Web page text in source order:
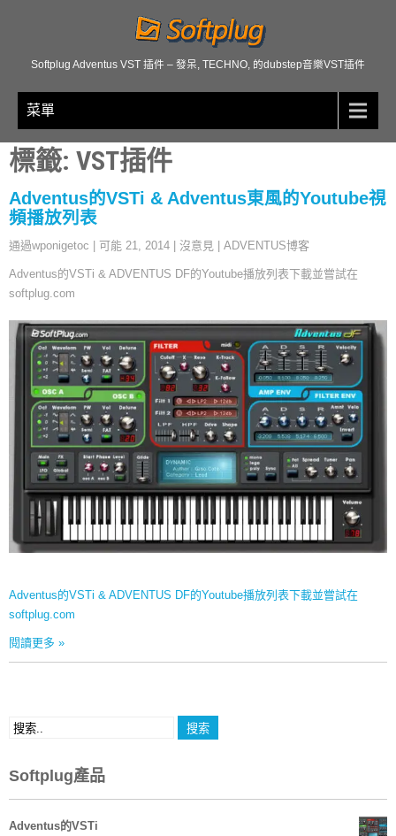
Softplug Adventus VST 插件 – 發呆, TECHNO, 的dubstep音樂VST插件
菜單
標籤: VST插件
Adventus的VSTi & Adventus東風的Youtube視
頻播放列表
通過wponigetoc 可能 21, 2014 沒意見 ADVENTUS博客
Adventus的VSTi & ADVENTUS DF的Youtube播放列表下載並嘗試在
softplug.com
Adventus的VSTi & ADVENTUS DF的Youtube播放列表下載並嘗試在
softplug.com
閱讀更多 »
Softplug產品
Adventus的VSTi